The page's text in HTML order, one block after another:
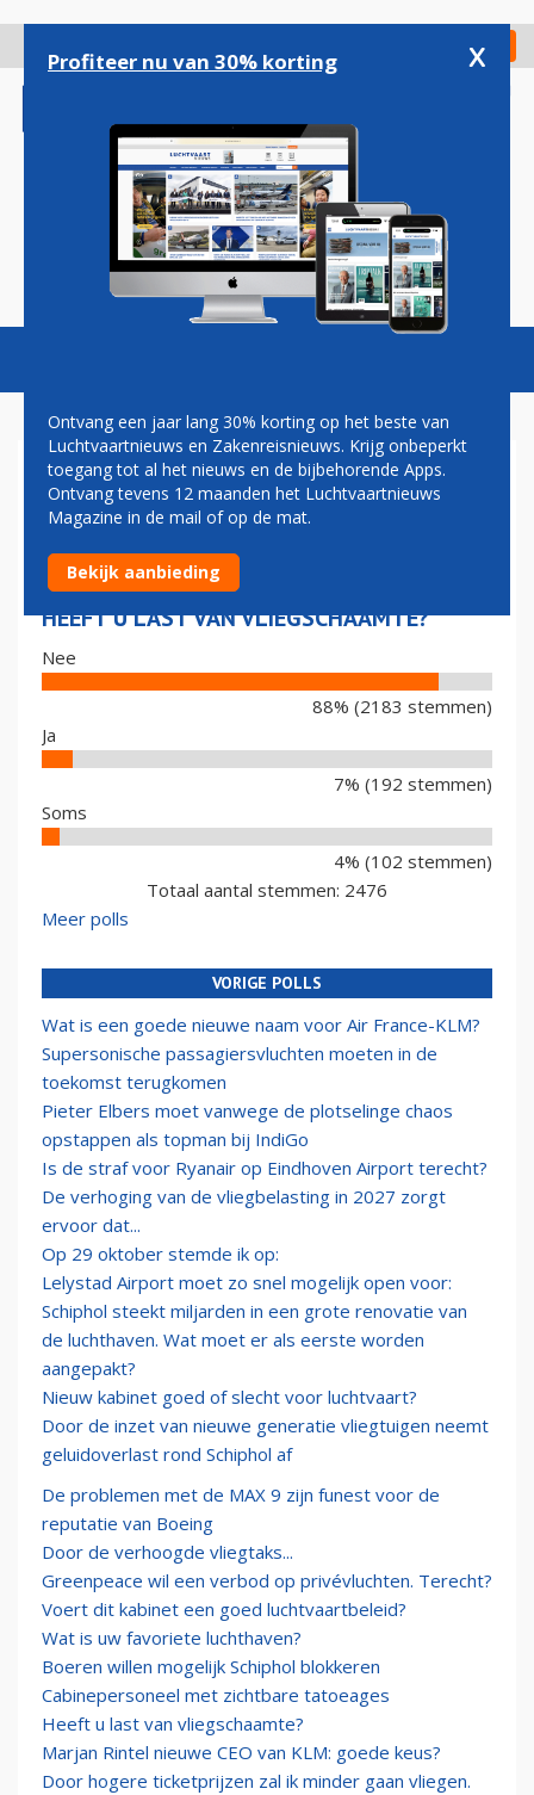
gaan
Check in
Magazine Podcasts Vacatures
HEEFT U LAST VAN
VLIEGSCHAAMTE?
HEEFT U LAST VAN VLIEGSCHAAMTE?
Nee
88% (2183 stemmen)
Ja
7% (192 stemmen)
Soms
4% (102 stemmen)
Totaal aantal stemmen: 2476
Meer polls
VORIGE POLLS
Wat is een goede nieuwe naam voor Air France-KLM?
Supersonische passagiersvluchten moeten in de
toekomst terugkomen
Pieter Elbers moet vanwege de plotselinge chaos
opstappen als topman bij IndiGo
Is de straf voor Ryanair op Eindhoven Airport terecht?
De verhoging van de vliegbelasting in 2027 zorgt
ervoor dat...
Op 29 oktober stemde ik op:
Lelystad Airport moet zo snel mogelijk open voor:
Schiphol steekt miljarden in een grote renovatie van
de luchthaven. Wat moet er als eerste worden
aangepakt?
Nieuw kabinet goed of slecht voor luchtvaart?
Door de inzet van nieuwe generatie vliegtuigen neemt
geluidoverlast rond Schiphol af
De problemen met de MAX 9 zijn funest voor de
reputatie van Boeing
Door de verhoogde vliegtaks...
Greenpeace wil een verbod op privévluchten. Terecht?
Voert dit kabinet een goed luchtvaartbeleid?
Wat is uw favoriete luchthaven?
Boeren willen mogelijk Schiphol blokkeren
Cabinepersoneel met zichtbare tatoeages
Heeft u last van vliegschaamte?
Marjan Rintel nieuwe CEO van KLM: goede keus?
Door hogere ticketprijzen zal ik minder gaan vliegen.
Profiteer nu van 30% korting x
Ontvang een jaar lang 30% korting op het beste van
Luchtvaartnieuws en Zakenreisnieuws. Krijg onbeperkt
toegang tot al het nieuws en de bijbehorende Apps.
Ontvang tevens 12 maanden het Luchtvaartnieuws
Magazine in de mail of op de mat.
Bekijk aanbieding